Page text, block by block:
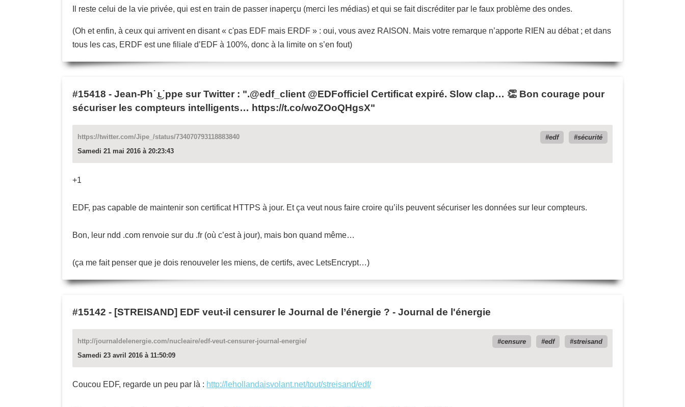
Il reste celui de la vie privée, qui est en train de passer inaperçu (merci les médias) et qui se fait discréditer par le faux problème des ondes.
(Oh et enfin, à ceux qui arrivent en disant « c'pas EDF mais ERDF » : oui, vous avez RAISON. Mais votre remarque n’apporte RIEN au débat ; et dans
tous les cas, ERDF est une filiale d’EDF à 100%, donc à la limite on s’en fout)
#15418 - Jean-Ph˙ ͜ʟ˙ppe sur Twitter : ".@edf_client @EDFofficiel Certificat expiré. Slow clap… 👏 Bon courage pour
sécuriser les compteurs intelligents… https://t.co/woZOoQHgsX"
https://twitter.com/Jipe_/status/734070793118883840 edf
sécurité
Samedi 21 mai 2016 à 20:23:43
+1
EDF, pas capable de maintenir son certificat HTTPS à jour. Et ça veut nous faire croire qu’ils peuvent sécuriser les données sur leur compteurs.
Bon, leur ndd .com renvoie sur du .fr (où c’est à jour), mais bon quand même…
(ça me fait penser que je dois renouveler les miens, de certifs, avec LetsEncrypt…)
#15142 - [STREISAND] EDF veut-il censurer le Journal de l’énergie ? - Journal de l'énergie
http://journaldelenergie.com/nucleaire/edf-veut-censurer-journal-energie/ censure edf
streisand
Samedi 23 avril 2016 à 11:50:09
Coucou EDF, regarde un peu par là : http://lehollandaisvolant.net/tout/streisand/edf/